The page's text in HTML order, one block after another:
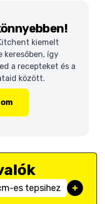
kiemelt
keresőben, így
a recepteket és a
között.
es tepsihez